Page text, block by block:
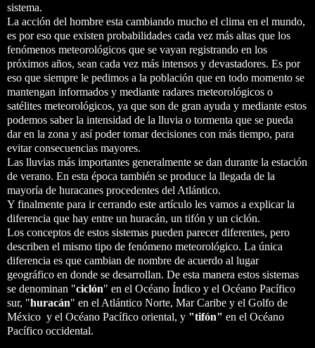
sistema.
La acción del hombre esta cambiando mucho el clima en el mundo,
es por eso que existen probabilidades cada vez más altas que los
fenómenos meteorológicos que se vayan registrando en los
próximos años, sean cada vez más intensos y devastadores. Es por
eso que siempre le pedimos a la población que en todo momento se
mantengan informados y mediante radares meteorológicos o
satélites meteorológicos, ya que son de gran ayuda y mediante estos
podemos saber la intensidad de la lluvia o tormenta que se pueda
dar en la zona y así poder tomar decisiones con más tiempo, para
evitar consecuencias mayores.
Las lluvias más importantes generalmente se dan durante la estación
de verano. En esta época también se produce la llegada de la
mayoría de huracanes procedentes del Atlántico.
Y finalmente para ir cerrando este artículo les vamos a explicar la
diferencia que hay entre un huracán, un tifón y un ciclón.
Los conceptos de estos sistemas pueden parecer diferentes, pero
describen el mismo tipo de fenómeno meteorológico. La única
diferencia es que cambian de nombre de acuerdo al lugar
geográfico en donde se desarrollan. De esta manera estos sistemas
se denominan "ciclón" en el Océano Índico y el Océano Pacífico
sur, "huracán" en el Atlántico Norte, Mar Caribe y el Golfo de
México y el Océano Pacífico oriental, y "tifón" en el Océano
Pacífico occidental.